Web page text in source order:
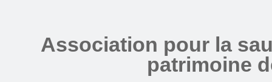
Association pour la
patrimoine